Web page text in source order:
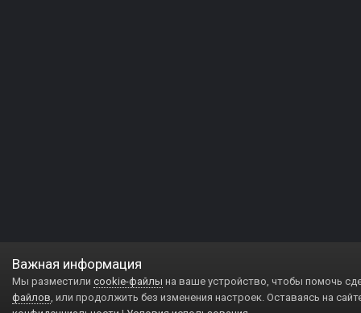
Важная информация
Мы разместили cookie-файлы на ваше устройство, чтобы помочь
файлов, или продолжить без изменения настроек. Оставаясь на